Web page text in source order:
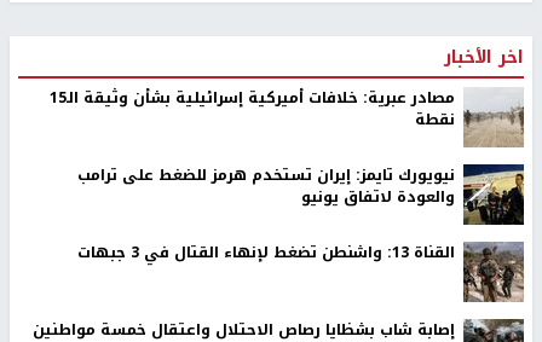
اخر الأخبار
مصادر عبرية: خلافات أميركية إسرائيلية بشأن وثيقة الـ15
نقطة
نيويورك تايمز: إيران تستخدم هرمز للضغط على ترامب
والعودة لاتفاق يونيو
القناة 13: واشنطن تضغط لإنهاء القتال في 3 جبهات
إصابة شاب بشظايا رصاص الاحتلال واعتقال خمسة مواطنين